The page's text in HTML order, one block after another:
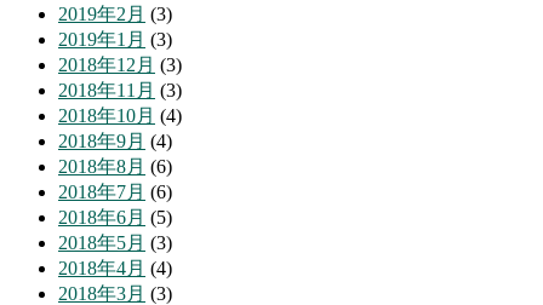
2019年2月 (3)
2019年1月 (3)
2018年12月 (3)
2018年11月 (3)
2018年10月 (4)
2018年9月 (4)
2018年8月 (6)
2018年7月 (6)
2018年6月 (5)
2018年5月 (3)
2018年4月 (4)
2018年3月 (3)